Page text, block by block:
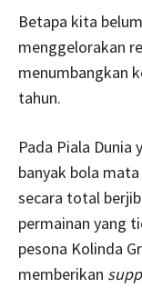
Betapa kita
menggelorakan
menumbangkan
tahun.
Pada Piala Dunia
banyak bola
secara total
permainan yang
pesona Kolinda
memberikan